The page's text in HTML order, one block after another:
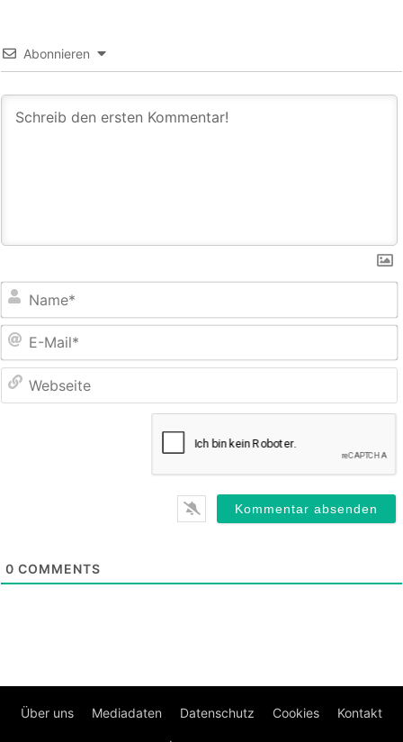
Abonnieren
0 COMMENTS
Über uns Mediadaten Datenschutz Cookies Kontakt